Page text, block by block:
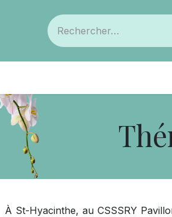
À St-Hyacinthe, au CSSSRY